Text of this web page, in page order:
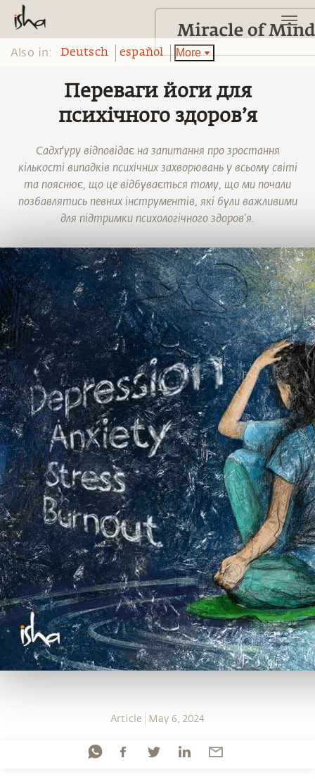
Also in: Deutsch español More
Переваги йоги для
психічного здоров’я
Садхґуру відповідає на запитання про зростання
кількості випадків психічних захворювань у всьому світі
та пояснює, що це відбувається тому, що ми почали
позбавлятись певних інструментів, які були важливими
для підтримки психологічного здоров’я.
Article May 6, 2024